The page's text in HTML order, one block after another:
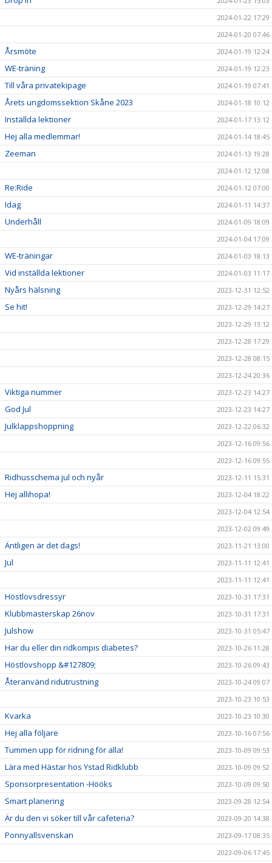
2024-01-22 17:29
2024-01-20 07:46
Årsmöte 2024-01-19 12:24
WE-träning 2024-01-19 12:23
Till våra privatekipage 2024-01-19 07:41
Årets ungdomssektion Skåne 2023 2024-01-18 10:12
Inställda lektioner 2024-01-17 13:12
Hej alla medlemmar! 2024-01-14 18:45
Zeeman
2024-01-13 19:28
2024-01-12 12:08
Re:Ride 2024-01-12 07:00
Idag 2024-01-11 14:37
Underhåll
2024-01-09 18:09
2024-01-04 17:09
WE-träningar 2024-01-03 18:13
Vid inställda lektioner 2024-01-03 11:17
Nyårs hälsning 2023-12-31 12:52
Se hit!
2023-12-29 14:27
2023-12-29 13:12
2023-12-28 17:29
2023-12-28 08:15
2023-12-24 20:36
Viktiga nummer 2023-12-23 14:27
God Jul 2023-12-23 14:27
Julklappshoppning
2023-12-22 06:32
2023-12-16 09:56
2023-12-16 09:55
Ridhusschema jul och nyår 2023-12-11 15:31
Hej allihopa!
2023-12-04 18:22
2023-12-04 12:54
2023-12-02 09:49
Äntligen är det dags! 2023-11-21 13:00
Jul
2023-11-11 12:41
2023-11-11 12:41
Höstlovsdressyr 2023-10-31 17:31
Klubbmästerskap 26nov 2023-10-31 17:31
Julshow 2023-10-31 05:47
Har du eller din ridkompis diabetes? 2023-10-26 11:28
Höstlovshopp &#127809; 2023-10-26 09:43
Återanvänd ridutrustning
2023-10-24 09:07
2023-10-23 10:53
Kvarka 2023-10-23 10:30
Hej alla följare 2023-10-16 07:56
Tummen upp för ridning för alla! 2023-10-09 09:53
Lära med Hästar hos Ystad Ridklubb 2023-10-09 09:52
Sponsorpresentation -Hööks 2023-10-09 09:50
Smart planering 2023-09-28 12:54
Är du den vi söker till vår cafeteria? 2023-09-20 14:38
Ponnyallsvenskan
2023-09-17 08:35
2023-09-06 17:45